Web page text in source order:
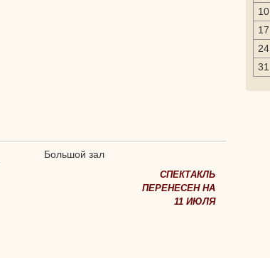
Большой зал
СПЕКТАКЛЬ
ПЕРЕНЕСЕН НА
11 ИЮЛЯ
10
17
24
31